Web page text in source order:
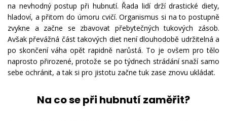
na nevhodný postup při hubnutí. Řada lidí drží drastické diety,
hladoví, a přitom do úmoru cvičí. Organismus si na to postupně
zvykne a začne se zbavovat přebytečných tukových zásob.
Avšak převážná část takových diet není dlouhodobě udržitelná a
po skončení váha opět rapidně narůstá. To je ovšem pro tělo
naprosto přirozené, protože se po týdnech strádání snaží samo
sebe ochránit, a tak si pro jistotu začne tuk zase znovu ukládat.
Na co se při hubnutí zaměřit?